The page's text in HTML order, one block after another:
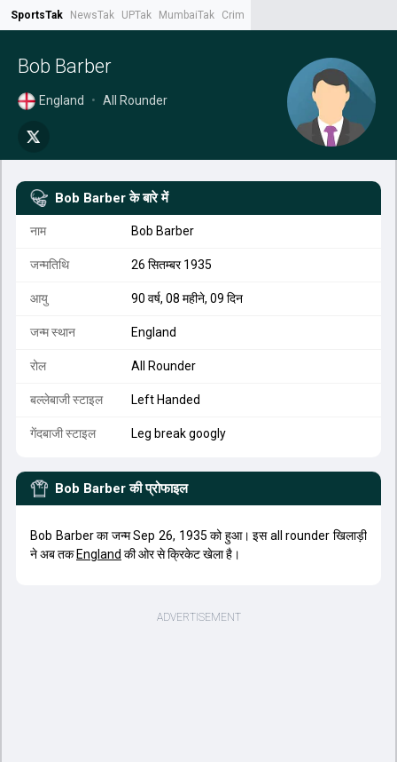
SportsTak NewsTak UPTak MumbaiTak CrimeTak
Bob Barber
England • All Rounder
Bob Barber के बारे में
नाम Bob Barber
जन्मतिथि 26 सितम्बर 1935
आयु 90 वर्ष, 08 महीने, 09 दिन
जन्म स्थान England
रोल All Rounder
बल्लेबाजी स्टाइल Left Handed
गेंदबाजी स्टाइल Leg break googly
Bob Barber की प्रोफाइल
Bob Barber का जन्म Sep 26, 1935 को हुआ। इस all rounder खिलाड़ी
ने अब तक England की ओर से क्रिकेट खेला है।